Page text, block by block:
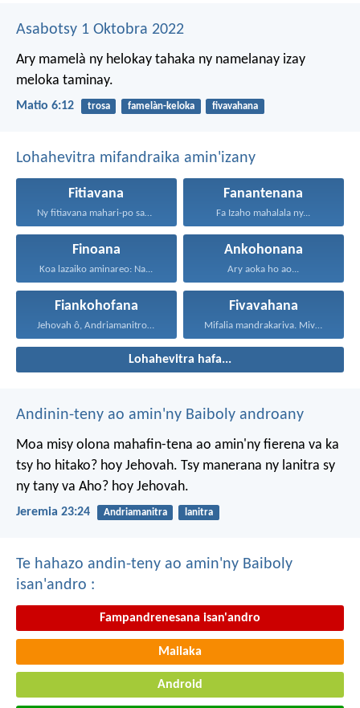
Asabotsy 1 Oktobra 2022
Ary mamelà ny helokay tahaka ny namelanay izay
meloka taminay.
Matio 6:12 trosa famelàn-keloka fivavahana
Lohahevitra mifandraika amin'izany
Fitiavana
Ny fitiavana mahari-po sady...
Fanantenana
Fa Izaho mahalala ny...
Finoana
Koa lazaiko aminareo: Na...
Ankohonana
Ary aoka ho ao...
Fiankohofana
Jehovah ô, Andriamanitro Hianao...
Fivavahana
Mifalia mandrakariva. Mivavaha, ka...
Lohahevitra hafa...
Andinin-teny ao amin'ny Baiboly androany
Moa misy olona mahafin-tena ao amin'ny fierena va ka
tsy ho hitako? hoy Jehovah. Tsy manerana ny lanitra sy
ny tany va Aho? hoy Jehovah.
Jeremia 23:24 Andriamanitra lanitra
Te hahazo andin-teny ao amin'ny Baiboly
isan'andro :
Fampandrenesana isan'andro
Mailaka
Android